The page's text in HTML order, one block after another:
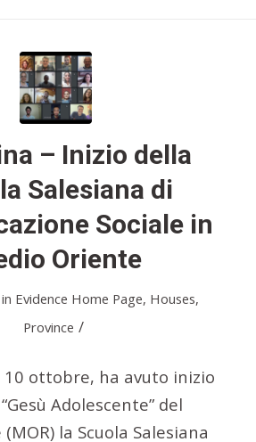
– Inizio della
Salesiana di
Sociale in
Oriente
in Evidence Home Page, Houses,
Province /
10 ottobre, ha avuto inizio
Adolescente” del
la Scuola Salesiana